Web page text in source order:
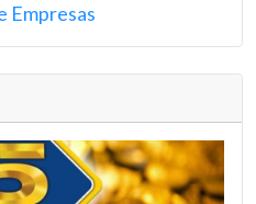
Empresas